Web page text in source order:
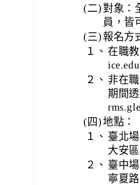
(二) 對象：
員，皆
(三) 報名方
１、 在職
２、 非在
期間
(四)地點：
１、 臺北
大安
２、 臺中
寧夏